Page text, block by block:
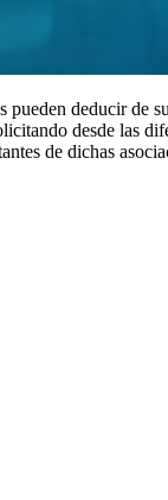
deducir de
desde las
de dichas